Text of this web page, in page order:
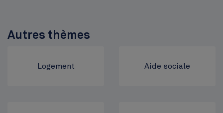
Autres thèmes
Logement Aide sociale